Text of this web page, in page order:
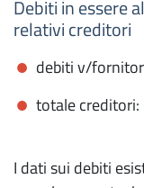
Debiti in essere
relativi creditori
debiti v/
totale creditori:
I dati sui debiti